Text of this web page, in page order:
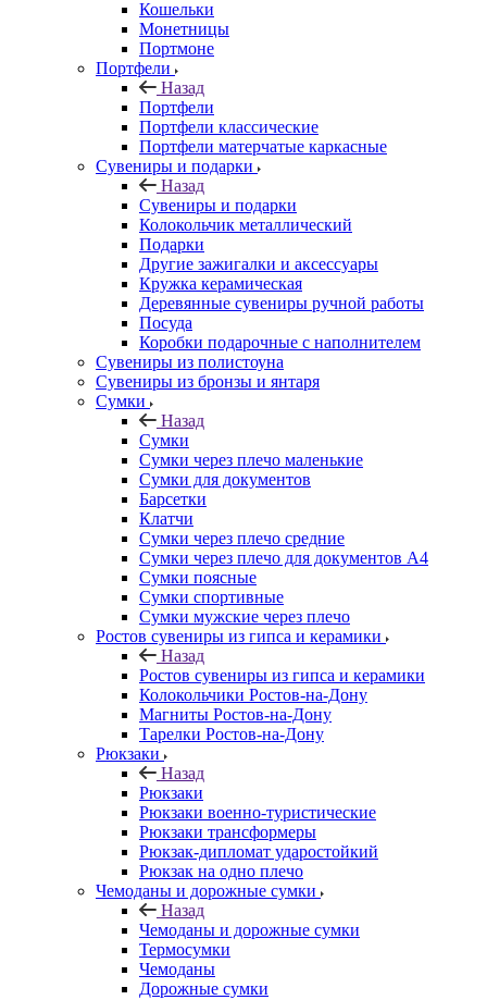
Кошельки
Монетницы
Портмоне
Портфели
Назад
Портфели
Портфели классические
Портфели матерчатые каркасные
Сувениры и подарки
Назад
Сувениры и подарки
Колокольчик металлический
Подарки
Другие зажигалки и аксессуары
Кружка керамическая
Деревянные сувениры ручной работы
Посуда
Коробки подарочные с наполнителем
Сувениры из полистоуна
Сувениры из бронзы и янтаря
Сумки
Назад
Сумки
Сумки через плечо маленькие
Сумки для документов
Барсетки
Клатчи
Сумки через плечо средние
Сумки через плечо для документов А4
Сумки поясные
Сумки спортивные
Сумки мужские через плечо
Ростов сувениры из гипса и керамики
Назад
Ростов сувениры из гипса и керамики
Колокольчики Ростов-на-Дону
Магниты Ростов-на-Дону
Тарелки Ростов-на-Дону
Рюкзаки
Назад
Рюкзаки
Рюкзаки военно-туристические
Рюкзаки трансформеры
Рюкзак-дипломат ударостойкий
Рюкзак на одно плечо
Чемоданы и дорожные сумки
Назад
Чемоданы и дорожные сумки
Термосумки
Чемоданы
Дорожные сумки